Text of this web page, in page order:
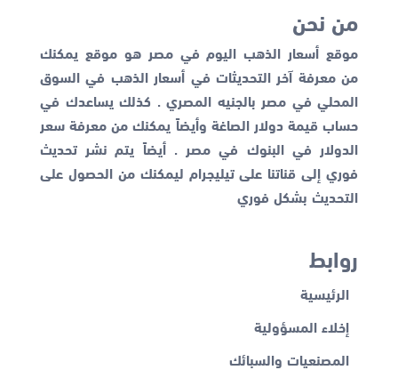
من نحن
موقع أسعار الذهب اليوم في مصر هو موقع يمكنك
من معرفة آخر التحديثات في أسعار الذهب في السوق
المحلي في مصر بالجنيه المصري . كذلك يساعدك في
حساب قيمة دولار الصاغة وأيضاً يمكنك من معرفة سعر
الدولار في البنوك في مصر . أيضاً يتم نشر تحديث
فوري إلى قناتنا على تيليجرام ليمكنك من الحصول على
التحديث بشكل فوري
روابط
الرئيسية
إخلاء المسؤولية
المصنعيات والسبائك